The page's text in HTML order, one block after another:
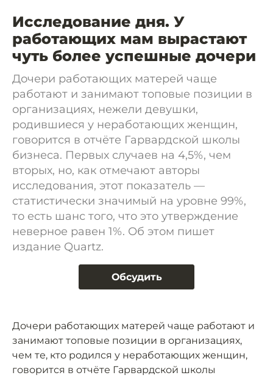
Исследование дня. У
работающих мам вырастают
чуть более успешные дочери
Дочери работающих матерей чаще
работают и занимают топовые позиции в
организациях, нежели девушки,
родившиеся у неработающих женщин,
говорится в отчёте Гарвардской школы
бизнеса. Первых случаев на 4,5%, чем
вторых, но, как отмечают авторы
исследования, этот показатель —
статистически значимый на уровне 99%,
то есть шанс того, что это утверждение
неверное равен 1%. Об этом пишет
издание Quartz.
Обсудить
Дочери работающих матерей чаще работают и
занимают топовые позиции в организациях,
чем те, кто родился у неработающих женщин,
говорится в отчёте Гарвардской школы